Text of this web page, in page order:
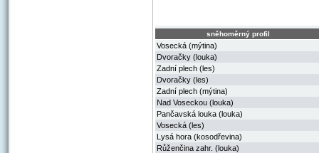
sněhoměrný profil
Vosecká (mýtina)
Dvoračky (louka)
Zadní plech (les)
Dvoračky (les)
Zadní plech (mýtina)
Nad Voseckou (louka)
Pančavská louka (louka)
Vosecká (les)
Lysá hora (kosodřevina)
Růženčina zahr. (louka)